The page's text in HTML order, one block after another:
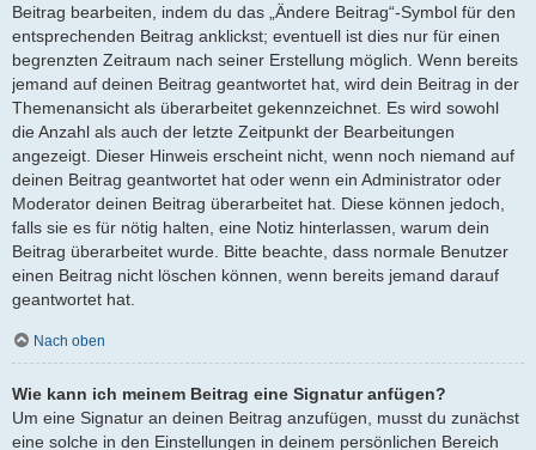
Beitrag bearbeiten, indem du das „Ändere Beitrag“-Symbol für den
entsprechenden Beitrag anklickst; eventuell ist dies nur für einen
begrenzten Zeitraum nach seiner Erstellung möglich. Wenn bereits
jemand auf deinen Beitrag geantwortet hat, wird dein Beitrag in der
Themenansicht als überarbeitet gekennzeichnet. Es wird sowohl
die Anzahl als auch der letzte Zeitpunkt der Bearbeitungen
angezeigt. Dieser Hinweis erscheint nicht, wenn noch niemand auf
deinen Beitrag geantwortet hat oder wenn ein Administrator oder
Moderator deinen Beitrag überarbeitet hat. Diese können jedoch,
falls sie es für nötig halten, eine Notiz hinterlassen, warum dein
Beitrag überarbeitet wurde. Bitte beachte, dass normale Benutzer
einen Beitrag nicht löschen können, wenn bereits jemand darauf
geantwortet hat.
Nach oben
Wie kann ich meinem Beitrag eine Signatur anfügen?
Um eine Signatur an deinen Beitrag anzufügen, musst du zunächst
eine solche in den Einstellungen in deinem persönlichen Bereich